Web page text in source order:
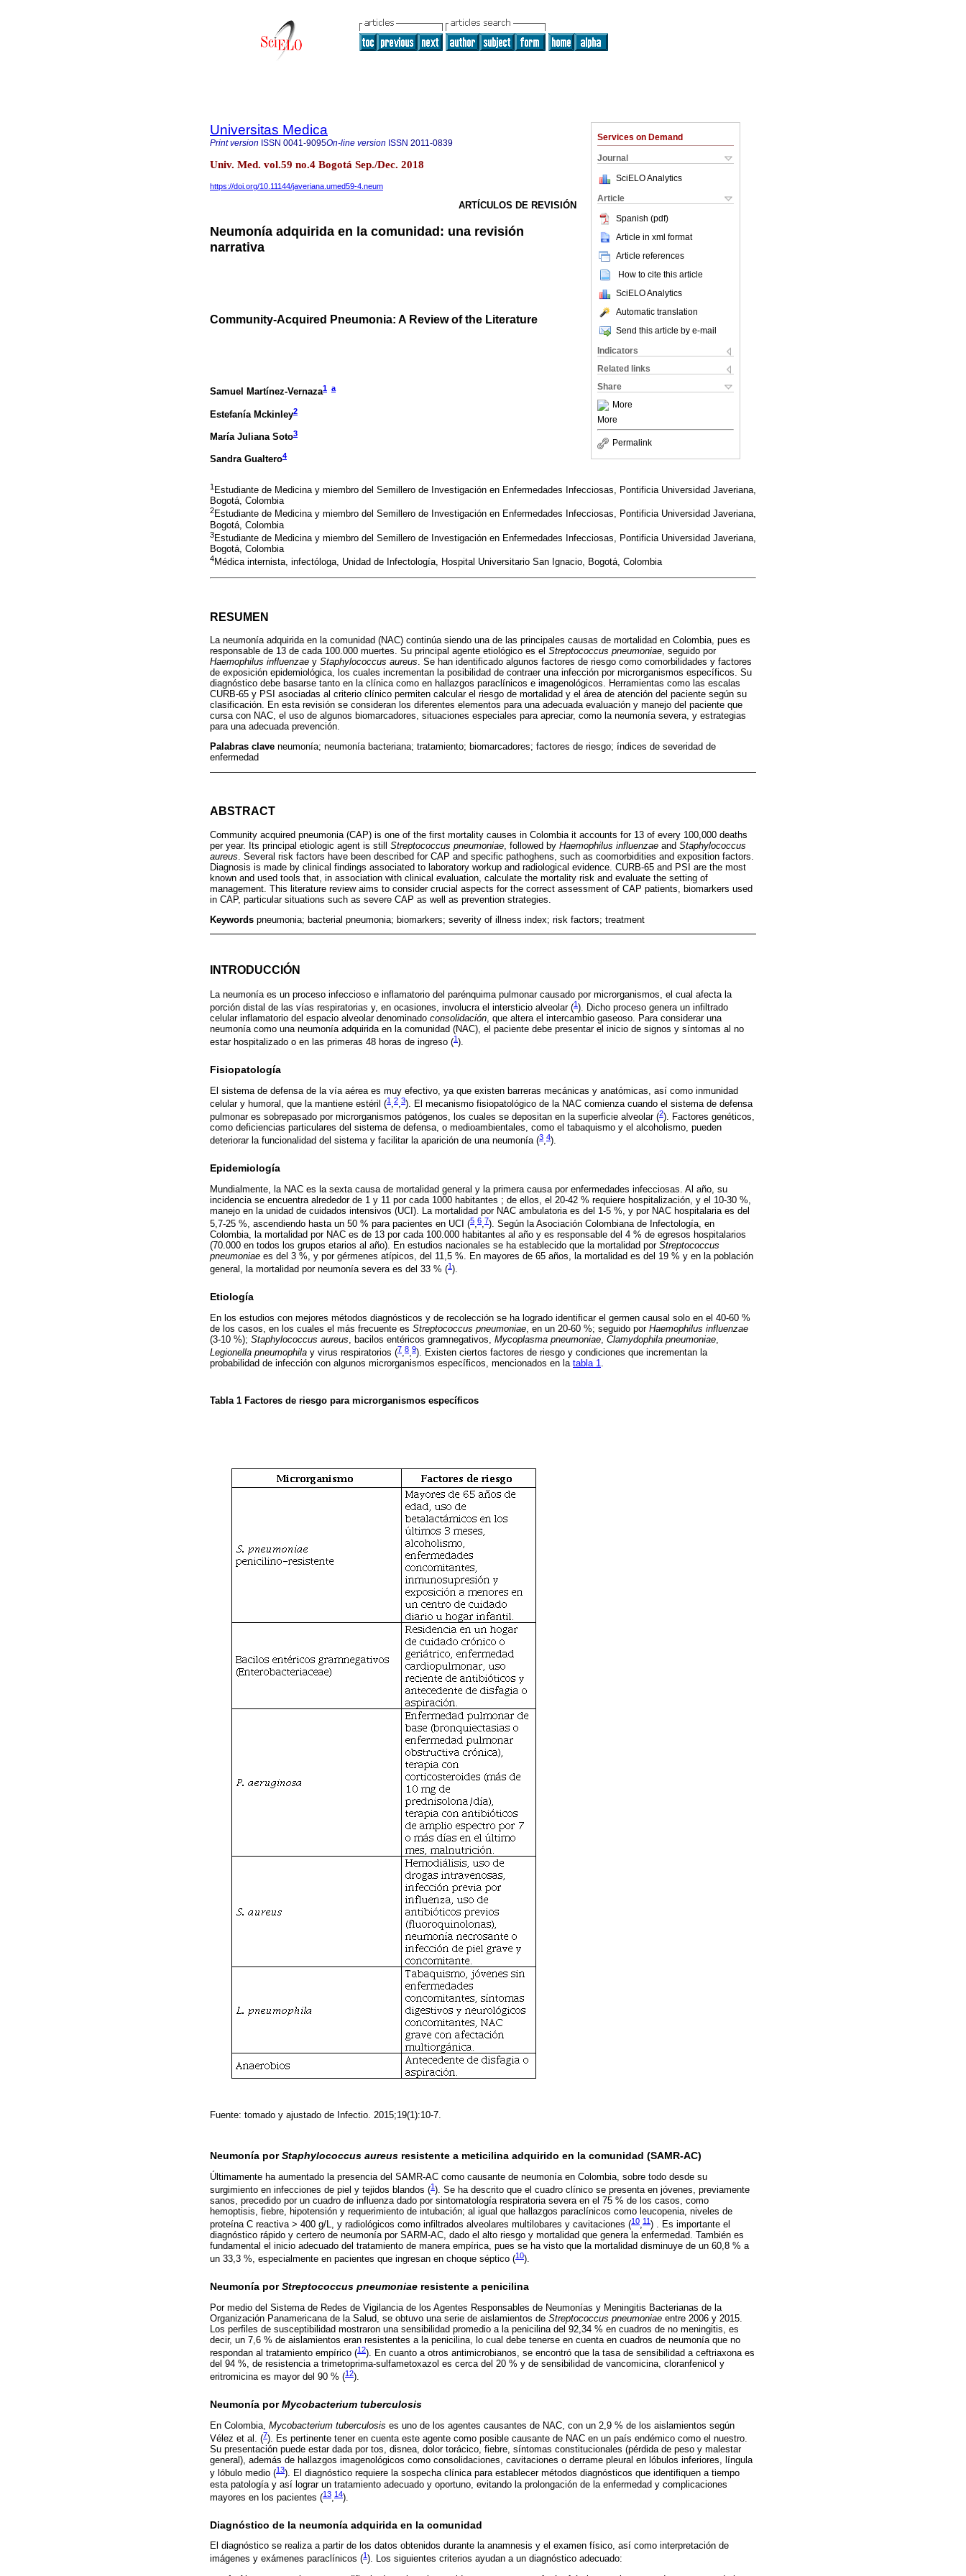
Services on Demand
Journal
SciELO Analytics
Article
Spanish (pdf)
Article in xml format
Article references
How to cite this article
SciELO Analytics
Automatic translation
Send this article by e-mail
Indicators
Related links
Share
More
More
Permalink
Universitas Medica
Print version ISSN 0041-9095On-line version ISSN 2011-0839
Univ. Med. vol.59 no.4 Bogotá Sep./Dec. 2018
https://doi.org/10.11144/javeriana.umed59-4.neum
ARTÍCULOS DE REVISIÓN
Neumonía adquirida en la comunidad: una revisión
narrativa
Community-Acquired Pneumonia: A Review of the Literature
Samuel Martínez-Vernaza1 a
Estefanía Mckinley2
María Juliana Soto3
Sandra Gualtero4
1 Estudiante de Medicina y miembro del Semillero de Investigación en Enfermedades Infecciosas, Pontificia Universidad Javeriana,
Bogotá, Colombia
2Estudiante de Medicina y miembro del Semillero de Investigación en Enfermedades Infecciosas, Pontificia Universidad Javeriana,
Bogotá, Colombia
3Estudiante de Medicina y miembro del Semillero de Investigación en Enfermedades Infecciosas, Pontificia Universidad Javeriana,
Bogotá, Colombia
4Médica internista, infectóloga, Unidad de Infectología, Hospital Universitario San Ignacio, Bogotá, Colombia
RESUMEN
La neumonía adquirida en la comunidad (NAC) continúa siendo una de las principales causas de mortalidad en Colombia, pues es
responsable de 13 de cada 100.000 muertes. Su principal agente etiológico es el Streptococcus pneumoniae, seguido por
Haemophilus influenzae y Staphylococcus aureus. Se han identificado algunos factores de riesgo como comorbilidades y factores
de exposición epidemiológica, los cuales incrementan la posibilidad de contraer una infección por microrganismos específicos. Su
diagnóstico debe basarse tanto en la clínica como en hallazgos paraclínicos e imagenológicos. Herramientas como las escalas
CURB-65 y PSI asociadas al criterio clínico permiten calcular el riesgo de mortalidad y el área de atención del paciente según su
clasificación. En esta revisión se consideran los diferentes elementos para una adecuada evaluación y manejo del paciente que
cursa con NAC, el uso de algunos biomarcadores, situaciones especiales para apreciar, como la neumonía severa, y estrategias
para una adecuada prevención.
Palabras clave neumonía; neumonía bacteriana; tratamiento; biomarcadores; factores de riesgo; índices de severidad de
enfermedad
ABSTRACT
Community acquired pneumonia (CAP) is one of the first mortality causes in Colombia it accounts for 13 of every 100,000 deaths
per year. Its principal etiologic agent is still Streptococcus pneumoniae , followed by Haemophilus influenzae and Staphylococcus
aureus . Several risk factors have been described for CAP and specific pathoghens, such as coomorbidities and exposition factors.
Diagnosis is made by clinical findings associated to laboratory workup and radiological evidence. CURB-65 and PSI are the most
known and used tools that, in association with clinical evaluation, calculate the mortality risk and evaluate the setting of
management. This literature review aims to consider crucial aspects for the correct assessment of CAP patients, biomarkers used
in CAP, particular situations such as severe CAP as well as prevention strategies.
Keywords pneumonia; bacterial pneumonia; biomarkers; severity of illness index; risk factors; treatment
INTRODUCCIÓN
La neumonía es un proceso infeccioso e inflamatorio del parénquima pulmonar causado por microrganismos, el cual afecta la
porción distal de las vías respiratorias y, en ocasiones, involucra el intersticio alveolar (1). Dicho proceso genera un infiltrado
celular inflamatorio del espacio alveolar denominado consolidación, que altera el intercambio gaseoso. Para considerar una
neumonía como una neumonía adquirida en la comunidad (NAC), el paciente debe presentar el inicio de signos y síntomas al no
estar hospitalizado o en las primeras 48 horas de ingreso (1).
Fisiopatología
El sistema de defensa de la vía aérea es muy efectivo, ya que existen barreras mecánicas y anatómicas, así como inmunidad
celular y humoral, que la mantiene estéril (1 ,2,3). El mecanismo fisiopatológico de la NAC comienza cuando el sistema de defensa
pulmonar es sobrepasado por microrganismos patógenos, los cuales se depositan en la superficie alveolar (2). Factores genéticos,
como deficiencias particulares del sistema de defensa, o medioambientales, como el tabaquismo y el alcoholismo, pueden
deteriorar la funcionalidad del sistema y facilitar la aparición de una neumonía (3,4).
Epidemiología
Mundialmente, la NAC es la sexta causa de mortalidad general y la primera causa por enfermedades infecciosas. Al año, su
incidencia se encuentra alrededor de 1 y 11 por cada 1000 habitantes ; de ellos, el 20-42 % requiere hospitalización, y el 10-30 %,
manejo en la unidad de cuidados intensivos (UCI). La mortalidad por NAC ambulatoria es del 1-5 %, y por NAC hospitalaria es del
5,7-25 %, ascendiendo hasta un 50 % para pacientes en UCI (5,6,7). Según la Asociación Colombiana de Infectología, en
Colombia, la mortalidad por NAC es de 13 por cada 100.000 habitantes al año y es responsable del 4 % de egresos hospitalarios
(70.000 en todos los grupos etarios al año). En estudios nacionales se ha establecido que la mortalidad por Streptococcus
pneumoniae es del 3 %, y por gérmenes atípicos, del 11,5 %. En mayores de 65 años, la mortalidad es del 19 % y en la población
general, la mortalidad por neumonía severa es del 33 % (1).
Etiología
En los estudios con mejores métodos diagnósticos y de recolección se ha logrado identificar el germen causal solo en el 40-60 %
de los casos, en los cuales el más frecuente es Streptococcus pneumoniae, en un 20-60 %; seguido por Haemophilus influenzae
(3-10 %); Staphylococcus aureus, bacilos entéricos gramnegativos, Mycoplasma pneumoniae, Clamydophila pneumoniae,
Legionella pneumophila y virus respiratorios (7,8,9). Existen ciertos factores de riesgo y condiciones que incrementan la
probabilidad de infección con algunos microrganismos específicos, mencionados en la tabla 1.
Tabla 1 Factores de riesgo para microrganismos específicos
Fuente: tomado y ajustado de Infectio. 2015;19(1):10-7.
Neumonía por Staphylococcus aureus resistente a meticilina adquirido en la comunidad (SAMR-AC)
Últimamente ha aumentado la presencia del SAMR-AC como causante de neumonía en Colombia, sobre todo desde su
surgimiento en infecciones de piel y tejidos blandos (1). Se ha descrito que el cuadro clínico se presenta en jóvenes, previamente
sanos, precedido por un cuadro de influenza dado por sintomatología respiratoria severa en el 75 % de los casos, como
hemoptisis, fiebre, hipotensión y requerimiento de intubación; al igual que hallazgos paraclínicos como leucopenia, niveles de
proteína C reactiva > 400 g/L, y radiológicos como infiltrados alveolares multilobares y cavitaciones (10,11) . Es importante el
diagnóstico rápido y certero de neumonía por SARM-AC, dado el alto riesgo y mortalidad que genera la enfermedad. También es
fundamental el inicio adecuado del tratamiento de manera empírica, pues se ha visto que la mortalidad disminuye de un 60,8 % a
un 33,3 %, especialmente en pacientes que ingresan en choque séptico (10).
Neumonía por Streptococcus pneumoniae resistente a penicilina
Por medio del Sistema de Redes de Vigilancia de los Agentes Responsables de Neumonías y Meningitis Bacterianas de la
Organización Panamericana de la Salud, se obtuvo una serie de aislamientos de Streptococcus pneumoniae entre 2006 y 2015.
Los perfiles de susceptibilidad mostraron una sensibilidad promedio a la penicilina del 92,34 % en cuadros de no meningitis, es
decir, un 7,6 % de aislamientos eran resistentes a la penicilina, lo cual debe tenerse en cuenta en cuadros de neumonía que no
respondan al tratamiento empírico (12). En cuanto a otros antimicrobianos, se encontró que la tasa de sensibilidad a ceftriaxona es
del 94 %, de resistencia a trimetoprima-sulfametoxazol es cerca del 20 % y de sensibilidad de vancomicina, cloranfenicol y
eritromicina es mayor del 90 % (12).
Neumonía por Mycobacterium tuberculosis
En Colombia, Mycobacterium tuberculosis es uno de los agentes causantes de NAC, con un 2,9 % de los aislamientos según
Vélez et al. (7). Es pertinente tener en cuenta este agente como posible causante de NAC en un país endémico como el nuestro.
Su presentación puede estar dada por tos, disnea, dolor torácico, fiebre, síntomas constitucionales (pérdida de peso y malestar
general), además de hallazgos imagenológicos como consolidaciones, cavitaciones o derrame pleural en lóbulos inferiores, língula
y lóbulo medio (13). El diagnóstico requiere la sospecha clínica para establecer métodos diagnósticos que identifiquen a tiempo
esta patología y así lograr un tratamiento adecuado y oportuno, evitando la prolongación de la enfermedad y complicaciones
mayores en los pacientes (13,14).
Diagnóstico de la neumonía adquirida en la comunidad
El diagnóstico se realiza a partir de los datos obtenidos durante la anamnesis y el examen físico, así como interpretación de
imágenes y exámenes paraclínicos (1 ). Los siguientes criterios ayudan a un diagnóstico adecuado: